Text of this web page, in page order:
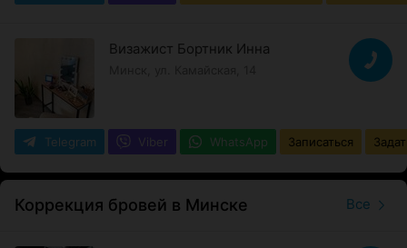
Визажист Бортник Инна
Telegram Viber WhatsApp Записаться
Коррекция бровей в Минске Все